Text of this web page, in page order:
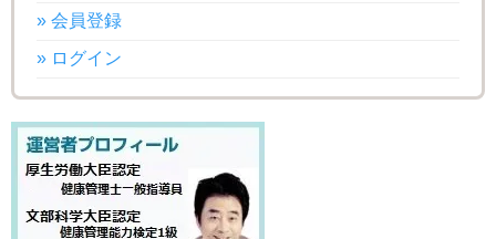
» 会員登録
» ログイン